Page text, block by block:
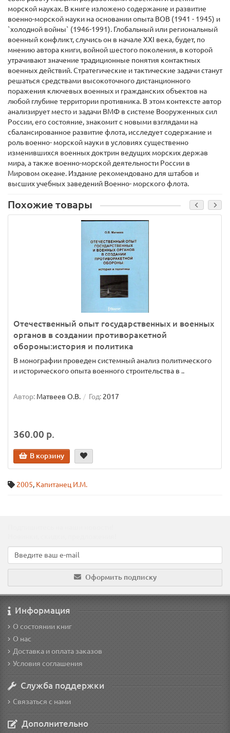
морской науках. В книге изложено содержание и развитие
военно-морской науки на основании опыта ВОВ (1941 - 1945) и
`холодной войны` (1946-1991). Глобальный или региональный
военный конфликт, случись он в начале XXI века, будет, по
мнению автора книги, войной шестого поколения, в которой
утрачивают значение традиционные понятия контактных
военных действий. Стратегические и тактические задачи станут
решаться средствами высокоточного дистанционного
поражения ключевых военных и гражданских объектов на
любой глубине территории противника. В этом контексте автор
анализирует место и задачи ВМФ в системе Вооруженных сил
России, его состояние, знакомит с новыми взглядами на
сбалансированное развитие флота, исследует содержание и
роль военно- морской науки в условиях существенно
изменившихся военных доктрин ведущих морских держав
мира, а также военно-морской деятельности России в
Мировом океане. Издание рекомендовано для штабов и
высших учебных заведений Военно- морского флота.
Похожие товары
Отечественный опыт государственных и военных
органов в создании противоракетной
обороны:история и политика
В монографии проведен системный анализ политического
и исторического опыта военного строительства в ..
Автор: Матвеев О.В. Год: 2017
360.00 р.
В корзину
2005, Капитанец И.М.
Оформить подписку
Информация
О состоянии книг
О нас
Доставка и оплата заказов
Условия соглашения
Служба поддержки
Связаться с нами
Дополнительно